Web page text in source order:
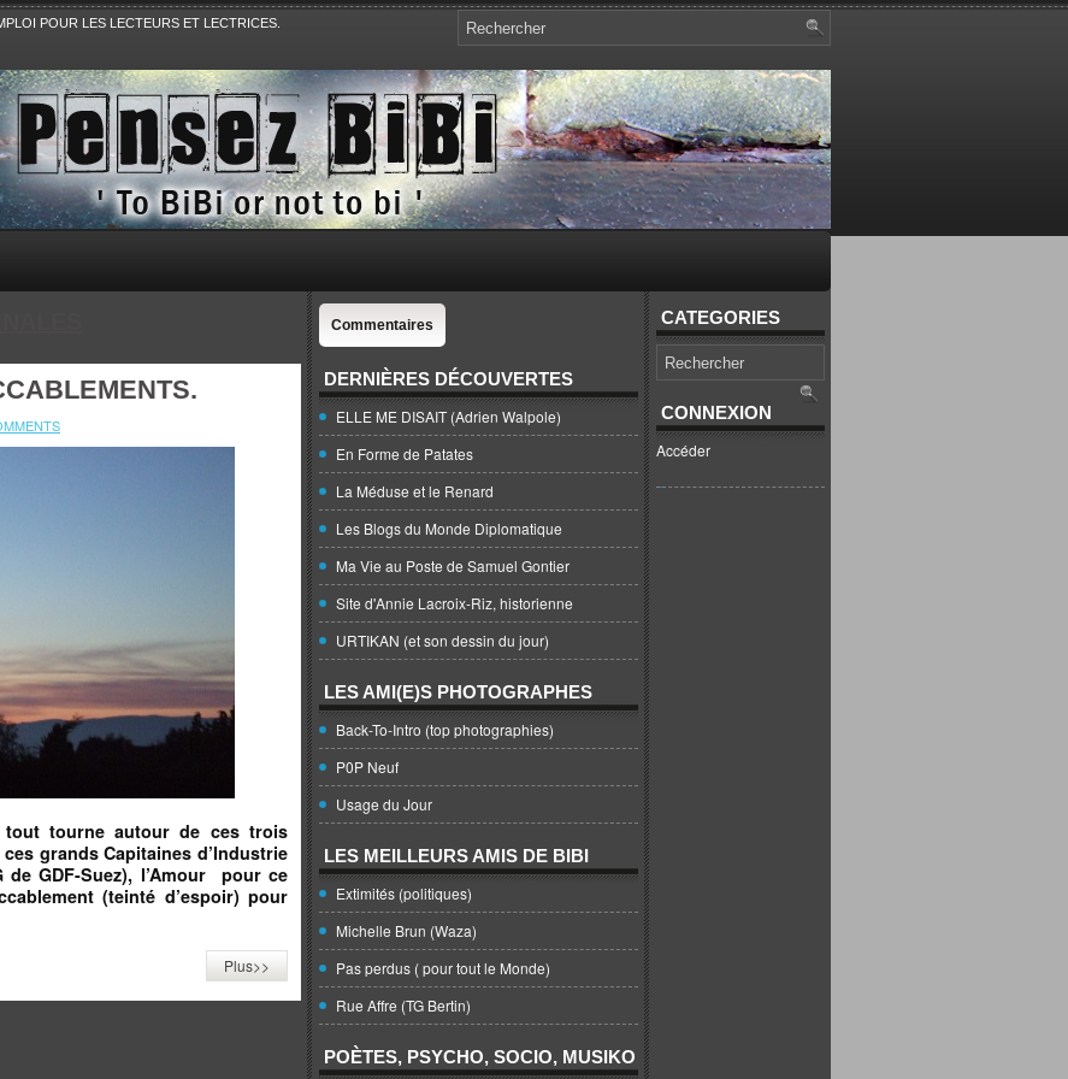
POUR LES LECTEURS ET LECTRICES.
Politique, le Sport,. Avec Revue de presse et de blogs.
tout tourne autour de ces trois
grands Capitaines d’Industrie
GDF-Suez), l’Amour pour ce
(teinté d’espoir) pour
Plus>>
Commentaires
DERNIÈRES DÉCOUVERTES
ELLE ME DISAIT (Adrien Walpole)
En Forme de Patates
La Méduse et le Renard
Les Blogs du Monde Diplomatique
Ma Vie au Poste de Samuel Gontier
Site d'Annie Lacroix-Riz, historienne
URTIKAN (et son dessin du jour)
LES AMI(E)S PHOTOGRAPHES
Back-To-Intro (top photographies)
P0P Neuf
Usage du Jour
LES MEILLEURS AMIS DE BIBI
Extimités (politiques)
Michelle Brun (Waza)
Pas perdus ( pour tout le Monde)
Rue Affre (TG Bertin)
POÈTES, PSYCHO, SOCIO, MUSIKO
CATEGORIES
CONNEXION
Accéder